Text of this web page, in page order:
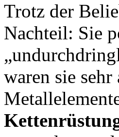
Trotz der
Nachteil: Sie
waren sie